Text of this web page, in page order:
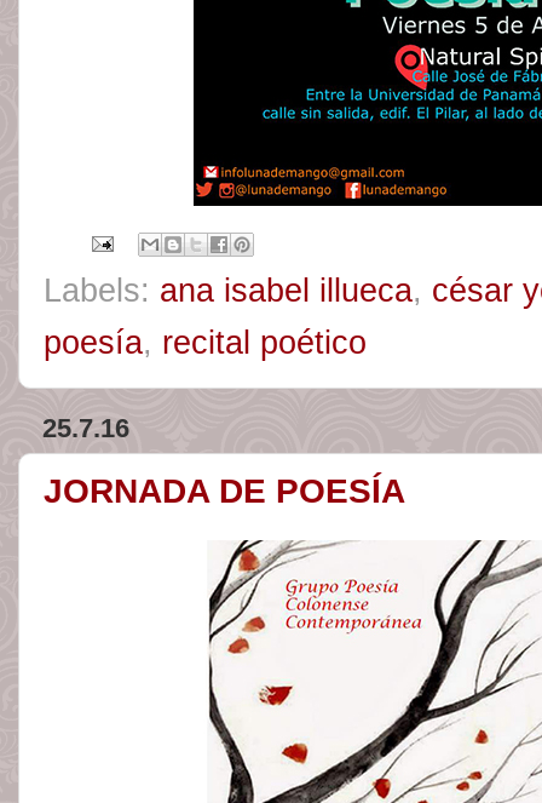
Labels: ana isabel illueca, césar
poesía, recital poético
25.7.16
JORNADA DE POESÍA